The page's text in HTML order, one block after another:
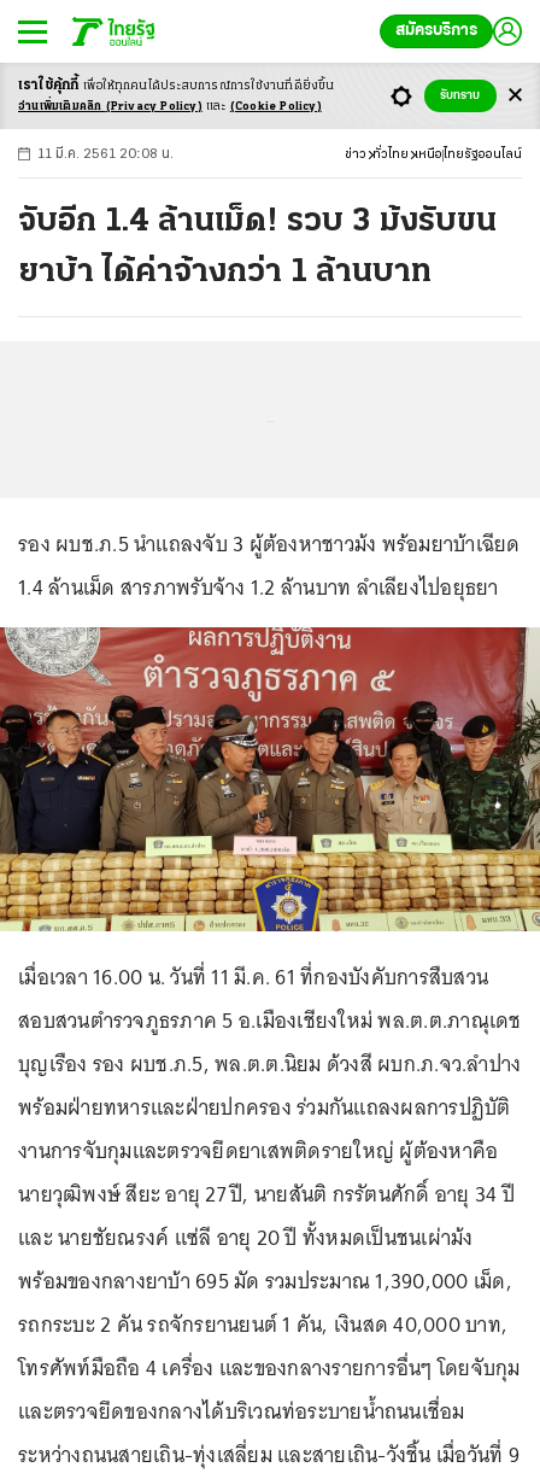
สมัครบริการ
-ก ก ก+
11 มี.ค. 2561 20:08 น. ข่าว ทั่วไทย เหนือ ไทยรัฐออนไลน์
จับอีก 1.4 ล้านเม็ด! รวบ 3 ม้งรับขน
ยาบ้า ได้ค่าจ้างกว่า 1 ล้านบาท
รอง ผบช.ภ.5 นำแถลงจับ 3 ผู้ต้องหาชาวม้ง พร้อมยาบ้าเฉียด
1.4 ล้านเม็ด สารภาพรับจ้าง 1.2 ล้านบาท ลำเลียงไปอยุธยา
เมื่อเวลา 16.00 น. วันที่ 11 มี.ค. 61 ที่กองบังคับการสืบสวน
สอบสวนตำรวจภูธรภาค 5 อ.เมืองเชียงใหม่ พล.ต.ต.ภาณุเดช
บุญเรือง รอง ผบช.ภ.5, พล.ต.ต.นิยม ด้วงสี ผบก.ภ.จว.ลำปาง
พร้อมฝ่ายทหารและฝ่ายปกครอง ร่วมกันแถลงผลการปฏิบัติ
งานการจับกุมและตรวจยึดยาเสพติดรายใหญ่ ผู้ต้องหาคือ
นายวุฒิพงษ์ สียะ อายุ 27 ปี, นายสันติ กรรัตนศักดิ์ อายุ 34 ปี
และ นายชัยณรงค์ แซ่ลี อายุ 20 ปี ทั้งหมดเป็นชนเผ่าม้ง
พร้อมของกลางยาบ้า 695 มัด รวมประมาณ 1,390,000 เม็ด,
รถกระบะ 2 คัน รถจักรยานยนต์ 1 คัน, เงินสด 40,000 บาท,
โทรศัพท์มือถือ 4 เครื่อง และของกลางรายการอื่นๆ โดยจับกุม
และตรวจยึดของกลางได้บริเวณท่อระบายน้ำถนนเชื่อม
ระหว่างถนนสายเถิน-ทุ่งเสลี่ยม และสายเถิน-วังชิ้น เมื่อวันที่ 9
เราใช้คุ้กกี้ เพื่อให้ทุกคนได้ประสบการณ์การใช้งานที่ดียิ่งขึ้น
อ่านเพิ่มเติมคลิก (Privacy Policy) และ (Cookie Policy)
รับทราบ